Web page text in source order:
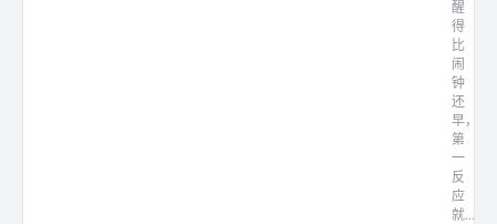
醒
得
比
闹
钟
还
早，
第
一
反
应
就...